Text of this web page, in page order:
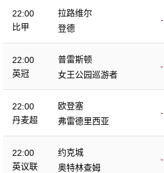
22:00
比甲
拉路维尔
-
登德
22:00
英冠
普雷斯顿
-
女王公园巡游者
22:00
丹麦超
欧登塞
-
弗雷德里西亚
22:00
英议联
约克城
-
奥特林查姆